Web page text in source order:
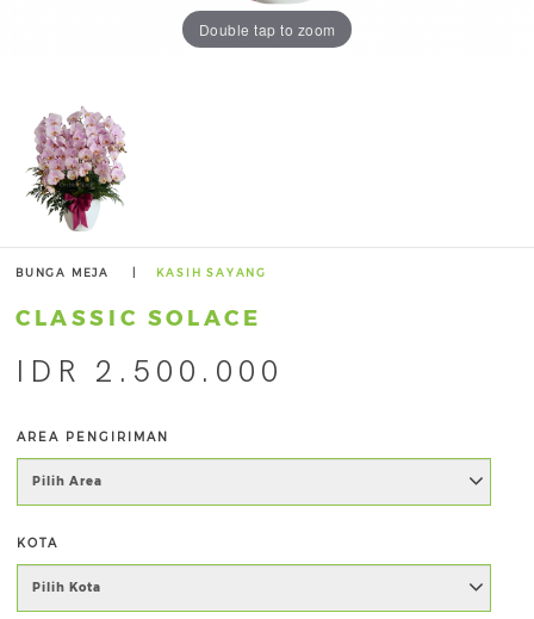
Double tap to zoom
BUNGA MEJA KASIH SAYANG
CLASSIC SOLACE
IDR 2.500.000
AREA PENGIRIMAN
KOTA